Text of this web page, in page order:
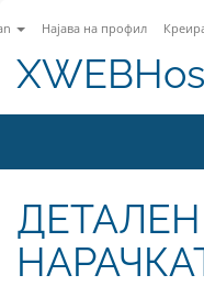
Најава на профил